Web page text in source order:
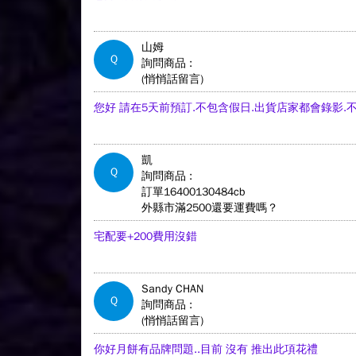
Q
山姆
詢問商品 :
(悄悄話留言)
您好 請在5天前預訂.不包含假日.出貨店家都會錄影.
Q
凱
詢問商品 :
訂單16400130484cb
外縣市滿2500還要運費嗎？
宅配要+200費用沒錯
Q
Sandy CHAN
詢問商品 :
(悄悄話留言)
你好月餅有品牌問題..目前 沒有 推出此項花禮